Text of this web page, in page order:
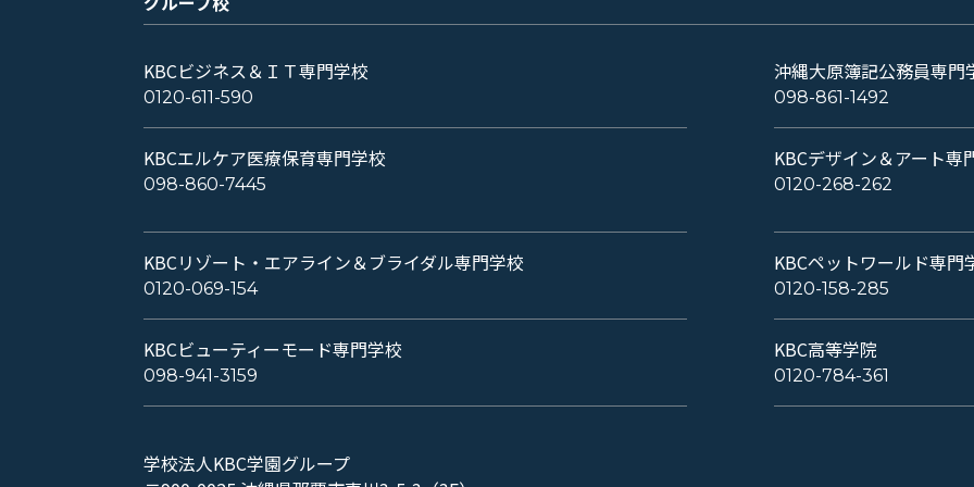
KBCビジネス＆ＩＴ専門学校
0120-611-590
沖縄大原簿記公務員専門
098-861-1492
KBCエルケア医療保育専門学校
098-860-7445
KBCデザイン＆アート専
0120-268-262
KBCリゾート・エアライン＆ブライダル専門学校
0120-069-154
KBCペットワールド専門
0120-158-285
KBCビューティーモード専門学校
098-941-3159
KBC高等学院
0120-784-361
学校法人KBC学園グループ